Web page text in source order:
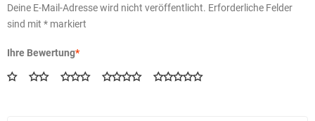
Deine E-Mail-Adresse wird nicht veröffentlicht. Erforderliche Felder
sind mit * markiert
Ihre Bewertung*